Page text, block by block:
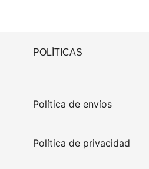
POLÍTICAS
Política de envíos
Política de privacidad